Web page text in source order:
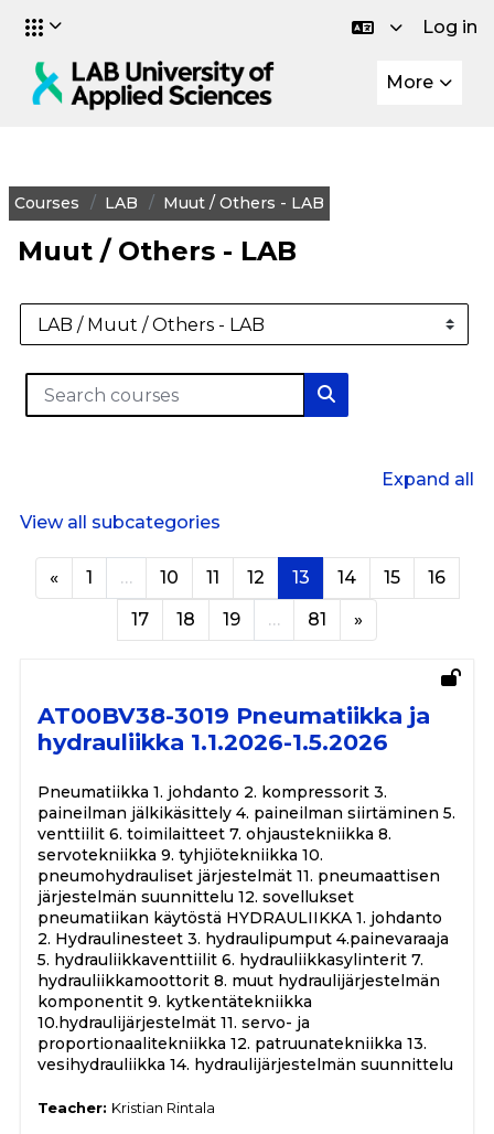
Skip to main content
Log in
More
Courses LAB Muut / Others - LAB
Muut / Others - LAB
Course categories
Search courses
Search courses
Expand all
View all subcategories
«Previous page
1Page 1
… 10Page 10
11Page 11
12Page 12
13Page 13
14Page 14
15Page 15
16Page
17Page 17
18Page 18
19Page 19
… 81Page 81
»Next page
AT00BV38-3019 Pneumatiikka ja
hydrauliikka 1.1.2026-1.5.2026
Pneumatiikka 1. johdanto 2. kompressorit 3.
paineilman jälkikäsittely 4. paineilman siirtäminen 5.
venttiilit 6. toimilaitteet 7. ohjaustekniikka 8.
servotekniikka 9. tyhjiötekniikka 10.
pneumohydrauliset järjestelmät 11. pneumaattisen
järjestelmän suunnittelu 12. sovellukset
pneumatiikan käytöstä HYDRAULIIKKA 1. johdanto
2. Hydraulinesteet 3. hydraulipumput 4.painevaraaja
5. hydrauliikkaventtiilit 6. hydrauliikkasylinterit 7.
hydrauliikkamoottorit 8. muut hydraulijärjestelmän
komponentit 9. kytkentätekniikka
10.hydraulijärjestelmät 11. servo- ja
proportionaalitekniikka 12. patruunatekniikka 13.
vesihydrauliikka 14. hydraulijärjestelmän suunnittelu
Teacher: Kristian Rintala